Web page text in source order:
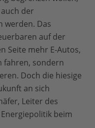
der
werden. Das
auf der
Seite mehr E-Autos,
fahren, sondern
Doch die hiesige
an sich
Leiter des
beim